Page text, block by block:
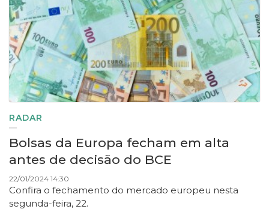
RADAR
Bolsas da Europa fecham em alta
antes de decisão do BCE
22/01/2024 14:30
Confira o fechamento do mercado europeu nesta
segunda-feira, 22.